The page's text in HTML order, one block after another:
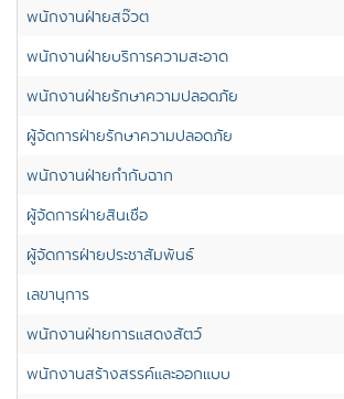
พนักงานฝ่ายสจ๊วต
พนักงานฝ่ายบริการความสะอาด
พนักงานฝ่ายรักษาความปลอดภัย
ผู้จ้ดการฝ่ายรักษาความปลอดภัย
พนักงานฝ่ายกำกับฉาก
ผู้จัดการฝ่ายสินเชื่อ
ผู้จัดการฝ่ายประชาสัมพันธ์
เลขานุการ
พนักงานฝ่ายการแสดงสัตว์
พนักงานสร้างสรรค์และออกแบบ